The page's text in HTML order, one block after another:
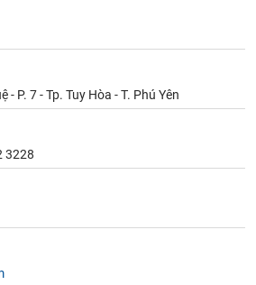
- P. 7 - Tp. Tuy Hòa - T. Phú Yên
3228